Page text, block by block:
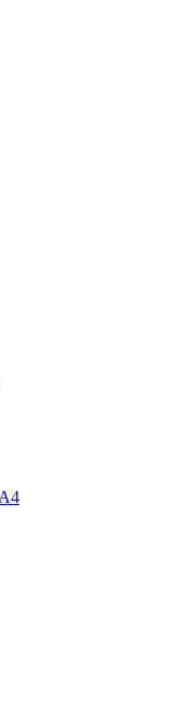
מדפסות לייזר משולבות A4